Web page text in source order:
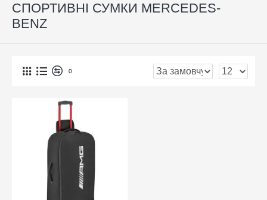
СПОРТИВНІ СУМКИ MERCEDES-
BENZ
0